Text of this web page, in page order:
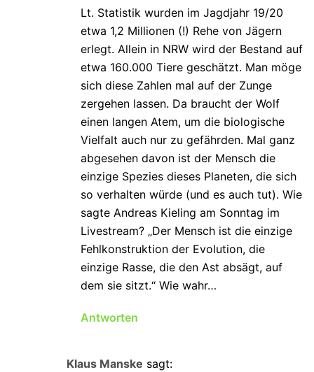
Lt. Statistik wurden im Jagdjahr 19/20
etwa 1,2 Millionen (!) Rehe von Jägern
erlegt. Allein in NRW wird der Bestand auf
etwa 160.000 Tiere geschätzt. Man möge
sich diese Zahlen mal auf der Zunge
zergehen lassen. Da braucht der Wolf
einen langen Atem, um die biologische
Vielfalt auch nur zu gefährden. Mal ganz
abgesehen davon ist der Mensch die
einzige Spezies dieses Planeten, die sich
so verhalten würde (und es auch tut). Wie
sagte Andreas Kieling am Sonntag im
Livestream? „Der Mensch ist die einzige
Fehlkonstruktion der Evolution, die
einzige Rasse, die den Ast absägt, auf
dem sie sitzt.“ Wie wahr…
Antworten
Klaus Manske sagt: